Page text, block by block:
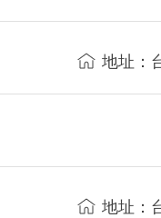
地址：
地址：